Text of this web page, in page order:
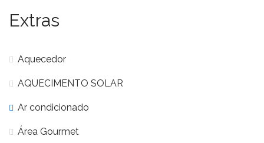
Extras
Aquecedor
AQUECIMENTO SOLAR
Ar condicionado
Área Gourmet